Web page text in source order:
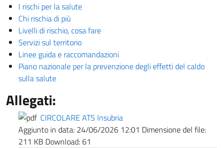
I rischi per la salute
Chi rischia di più
Livelli di rischio, cosa fare
Servizi sul territorio
Linee guida e raccomandazioni
Piano nazionale per la prevenzione degli effetti del caldo
sulla salute
Allegati:
CIRCOLARE ATS Insubria
Aggiunto in data: 24/06/2026 12:01 Dimensione del file:
211 KB Download:61